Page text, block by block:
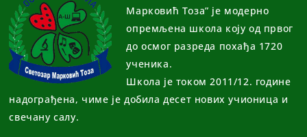
Марковић Тоза” је модерно
опремљена школа коју од првог
до осмог разреда похађа 1720
ученика.
Школа је током 2011/12. године
надограђена, чиме је добила десет нових учионица и
свечану салу.